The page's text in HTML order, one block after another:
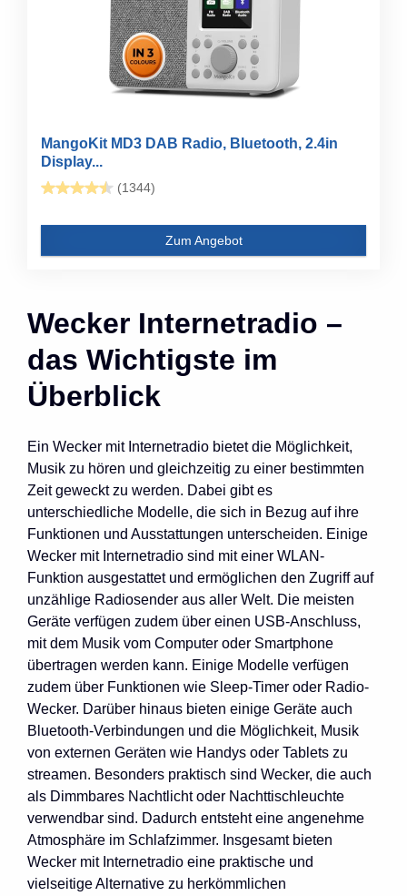
MangoKit MD3 DAB Radio, Bluetooth, 2.4in
Display...
(1344)
Zum Angebot
Wecker Internetradio –
das Wichtigste im
Überblick
Ein Wecker mit Internetradio bietet die Möglichkeit,
Musik zu hören und gleichzeitig zu einer bestimmten
Zeit geweckt zu werden. Dabei gibt es
unterschiedliche Modelle, die sich in Bezug auf ihre
Funktionen und Ausstattungen unterscheiden. Einige
Wecker mit Internetradio sind mit einer WLAN-
Funktion ausgestattet und ermöglichen den Zugriff auf
unzählige Radiosender aus aller Welt. Die meisten
Geräte verfügen zudem über einen USB-Anschluss,
mit dem Musik vom Computer oder Smartphone
übertragen werden kann. Einige Modelle verfügen
zudem über Funktionen wie Sleep-Timer oder Radio-
Wecker. Darüber hinaus bieten einige Geräte auch
Bluetooth-Verbindungen und die Möglichkeit, Musik
von externen Geräten wie Handys oder Tablets zu
streamen. Besonders praktisch sind Wecker, die auch
als Dimmbares Nachtlicht oder Nachttischleuchte
verwendbar sind. Dadurch entsteht eine angenehme
Atmosphäre im Schlafzimmer. Insgesamt bieten
Wecker mit Internetradio eine praktische und
vielseitige Alternative zu herkömmlichen